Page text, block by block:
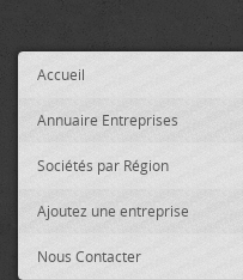
Accueil
Annuaire Entreprises
Sociétés par Région
Ajoutez une entreprise
Nous Contacter